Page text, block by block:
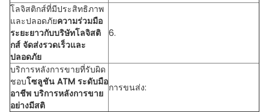
โลจิสติกส์ที่มีประสิทธิภาพ
และปลอดภัยความร่วมมือ
ระยะยาวกับบริษัทโลจิสติ
กส์ จัดส่งรวดเร็วและ
ปลอดภัย
6.
บริการหลังการขายที่รับผิด
ชอบโซลูชัน ATM ระดับมือ
อาชีพ บริการหลังการขาย
อย่างมีสติ
การขนส่ง: